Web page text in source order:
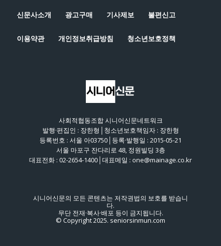
신문사소개 광고구매 기사제보 불편신고
이용약관 개인정보취급방침 청소년보호정책
사회적협동조합 시니어신문네트워크
발행·편집인 : 장한형│청소년보호책임자 : 장한형
등록번호 : 서울 아03750│등록·발행일 : 2015-05-21
서울 마포구 잔다리로 48, 정원빌딩 3층
대표전화 : 02-2654-1400│대표메일 : one@mainage.co.kr
시니어신문의 모든 콘텐츠는 저작권법의 보호를 받습니
다.
무단 전재·복사·배포 등이 금지됩니다.
© Copyright 2025. seniorsinmun.com